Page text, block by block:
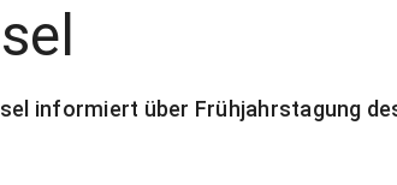
informiert über Frühjahrstagung